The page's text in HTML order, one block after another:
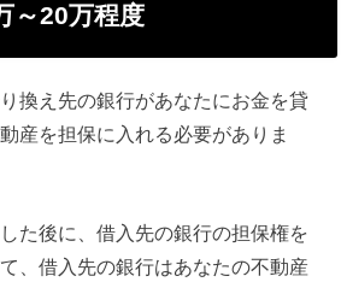
～20万程度
換え先の銀行があなたにお金を貸
産を担保に入れる必要がありま
た後に、借入先の銀行の担保権を
、借入先の銀行はあなたの不動産